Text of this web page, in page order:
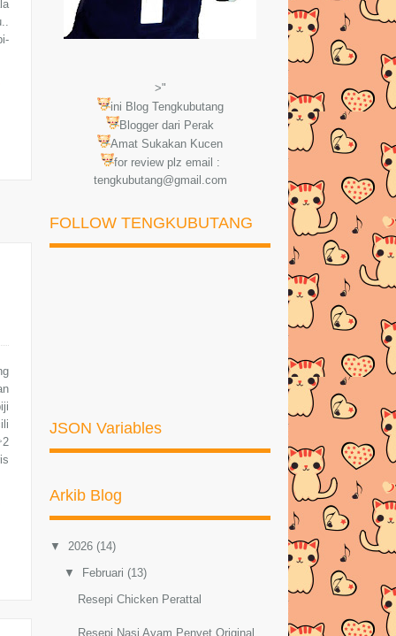
>"
ini Blog Tengkubutang
Blogger dari Perak
Amat Sukakan Kucen
for review plz email :
tengkubutang@gmail.com
FOLLOW TENGKUBUTANG
JSON Variables
Arkib Blog
▼ 2026 (14)
▼ Februari (13)
Resepi Chicken Perattal
Resepi Nasi Ayam Penyet Original